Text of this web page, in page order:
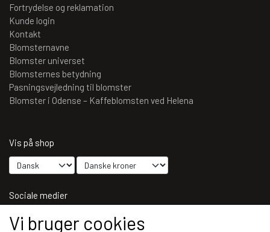
Fortrydelse og reklamation
Kunde login
Kontakt
Blomsternavne
Blomster universet
Blomsternes betydning
Pasningsvejledning til blomster
Blomster i Odense – Kaffeblomsten ved Helena
Vis på shop
Sociale medier
Vi bruger cookies